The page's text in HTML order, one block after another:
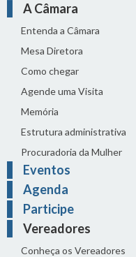
A Câmara
Entenda a Câmara
Mesa Diretora
Como chegar
Agende uma Visita
Memória
Estrutura administrativa
Procuradoria da Mulher
Eventos
Agenda
Participe
Vereadores
Conheça os Vereadores